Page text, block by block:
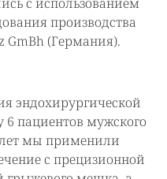
производства
GmBh (Германия).
эндохирургической
6 пациентов мужского
лет мы применили
с прецизионной